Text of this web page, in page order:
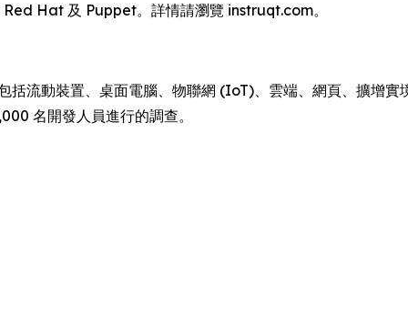
Hat 及 Puppet。詳情請瀏覽 instruqt.com。
流動裝置、桌面電腦、物聯網 (IoT)、雲端、網頁、擴增
名開發人員進行的調查。